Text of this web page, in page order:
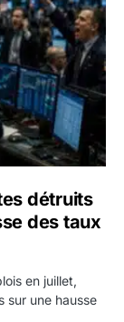
détruits
des taux
en juillet,
sur une hausse